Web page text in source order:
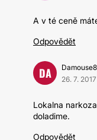
A v té ceně
Odpovědět
DA
26. 7. 2017
Lokalna
doladime.
Odpovědět